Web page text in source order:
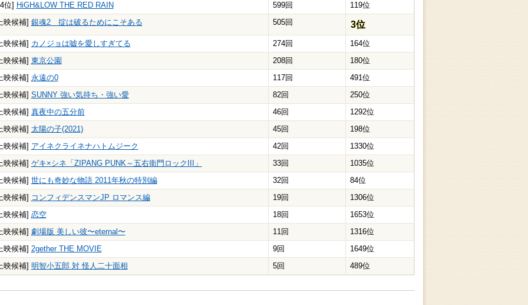
位] HiGH&LOW THE RED RAIN 599回
119位
映候補] 銀魂2 掟は破るためにこそある 505回 3位
映候補] カノジョは嘘を愛しすぎてる 274回
164位
映候補] 東京公園 208回
180位
映候補] 永遠の0 117回
491位
映候補] SUNNY 強い気持ち・強い愛 82回
250位
映候補] 真夜中の五分前 46回
1292位
映候補] 太陽の子(2021) 45回
198位
映候補] アイネクライネナハトムジーク 42回
1330位
映候補] ゲキ×シネ「ZIPANG PUNK～五右衛門ロックIII」 33回
1035位
映候補] 世にも奇妙な物語 2011年秋の特別編 32回
84位
映候補] コンフィデンスマンJP ロマンス編 19回
1306位
映候補] 恋空 18回
1653位
映候補] 劇場版 美しい彼〜eternal〜 11回
1316位
映候補] 2gether THE MOVIE 9回
1649位
映候補] 明智小五郎 対 怪人二十面相 5回 489位